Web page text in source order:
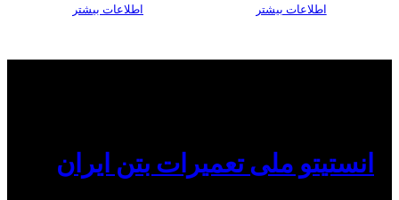
اطلاعات بیشتر اطلاعات بیشتر
انستیتو ملی تعمیرات بتن ایران